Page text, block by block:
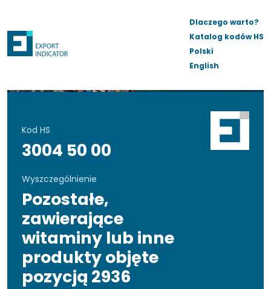
Dlaczego warto?
Katalog kodów HS
Polski
English
Kod HS
3004 50 00
Wyszczególnienie
Pozostałe,
zawierające
witaminy lub inne
produkty objęte
pozycją 2936